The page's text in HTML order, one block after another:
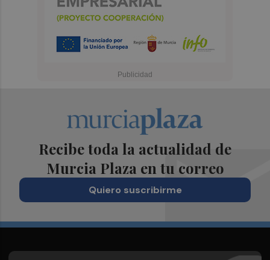
Recibe toda la actualidad de
Murcia Plaza en tu correo
Quiero suscribirme